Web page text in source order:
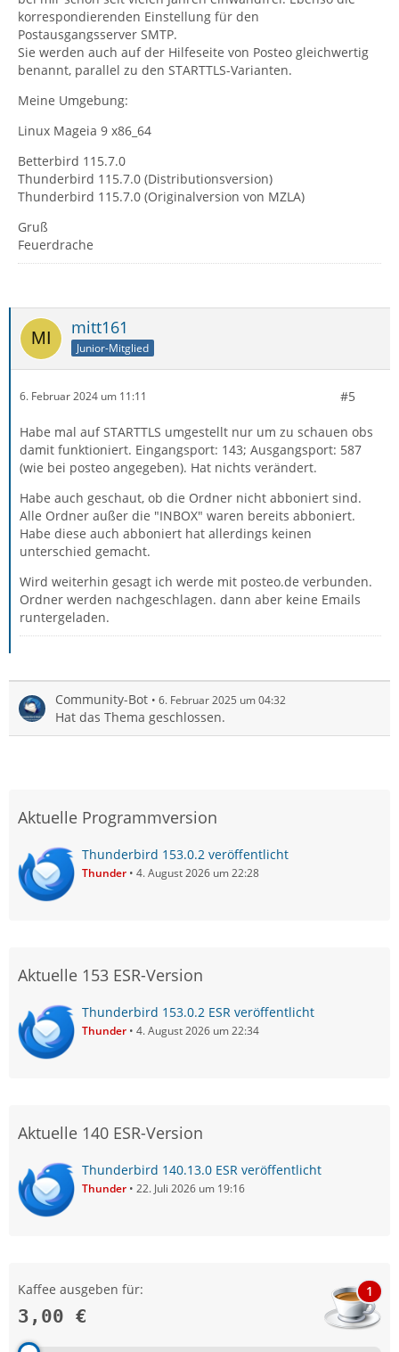
korrespondierenden Einstellung für den
Postausgangsserver SMTP.
Sie werden auch auf der Hilfeseite von Posteo gleichwertig
benannt, parallel zu den STARTTLS-Varianten.
Meine Umgebung:
Linux Mageia 9 x86_64
Betterbird 115.7.0
Thunderbird 115.7.0 (Distributionsversion)
Thunderbird 115.7.0 (Originalversion von MZLA)
Gruß
Feuerdrache
mitt161
Junior-Mitglied
6. Februar 2024 um 11:11 #5
Habe mal auf STARTTLS umgestellt nur um zu schauen obs
damit funktioniert. Eingangsport: 143; Ausgangsport: 587
(wie bei posteo angegeben). Hat nichts verändert.
Habe auch geschaut, ob die Ordner nicht abboniert sind.
Alle Ordner außer die "INBOX" waren bereits abboniert.
Habe diese auch abboniert hat allerdings keinen
unterschied gemacht.
Wird weiterhin gesagt ich werde mit posteo.de verbunden.
Ordner werden nachgeschlagen. dann aber keine Emails
runtergeladen.
Community-Bot 6. Februar 2025 um 04:32
Hat das Thema geschlossen.
Aktuelle Programmversion
Thunderbird 153.0.2 veröffentlicht
Thunder 4. August 2026 um 22:28
Aktuelle 153 ESR-Version
Thunderbird 153.0.2 ESR veröffentlicht
Thunder 4. August 2026 um 22:34
Aktuelle 140 ESR-Version
Thunderbird 140.13.0 ESR veröffentlicht
Thunder 22. Juli 2026 um 19:16
Kaffee ausgeben für:
3,00 €
1